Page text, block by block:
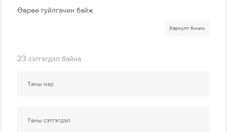
Өөрөө гуйлгачин байж
Хариулт бичих
23 сэтгэгдэл байна